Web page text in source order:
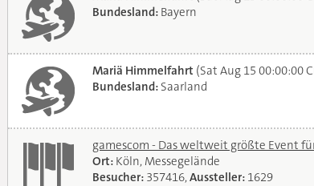
Bundesland: Bayern
Mariä Himmelfahrt (Sat Aug 15 00:00:00
Bundesland: Saarland
gamescom - Das weltweit größte Event
Ort: Köln, Messegelände
Besucher: 357416,Aussteller: 1629